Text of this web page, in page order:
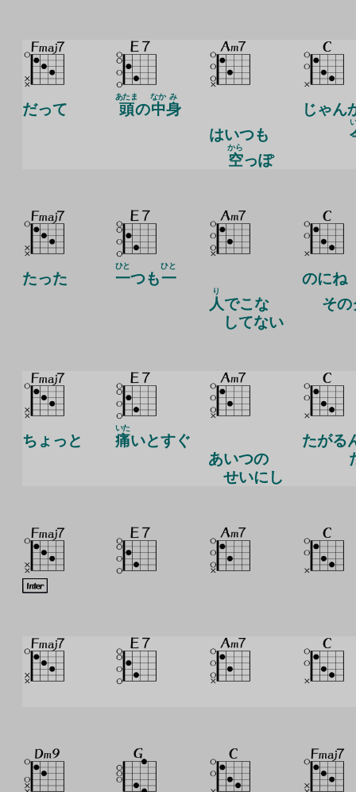
だって 頭
あたま
の中
なか
身
み
はいつも
空
から
っぽ
じゃん
たった 一
ひと
つも一
ひと
人
り
でこな
してない
のにね
その
ちょっと 痛
いた
いとすぐ
あいつの
せいにし
たがる